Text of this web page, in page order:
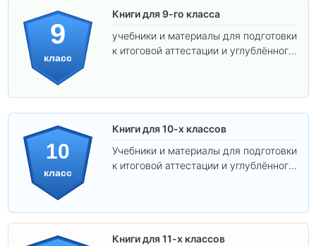
9
класс
Книги для 9-го класса
учебники и материалы для подготовки
к итоговой аттестации и углублённого
10
класс
Книги для 10-х классов
Учебники и материалы для подготовки
к итоговой аттестации и углублённого
Книги для 11-х классов